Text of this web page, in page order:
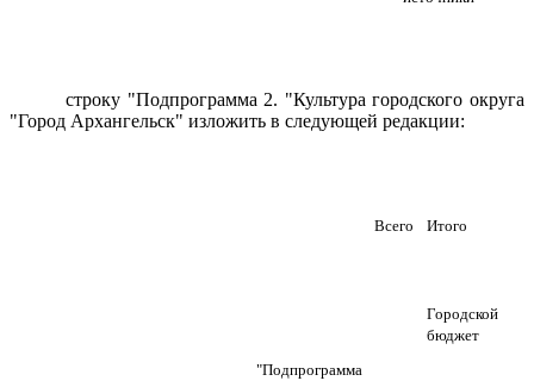
строку "Подпрограмма 2. "Культура городского округа
"Город Архангельск" изложить в следующей редакции:
"Подпрограмма
Всего Итого
Городской
бюджет